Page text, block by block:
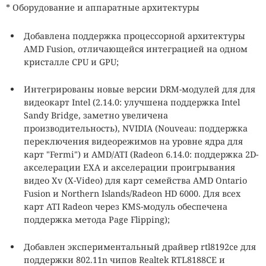
* Оборудование и аппаратные архитектуры
Добавлена поддержка процессорной архитектуры
AMD Fusion, отличающейся интеграцией на одном
кристалле CPU и GPU;
Интегрированы новые версии DRM-модулей для для
видеокарт Intel (2.14.0: улучшена поддержка Intel
Sandy Bridge, заметно увеличена
производительность), NVIDIA (Nouveau: поддержка
переключения видеорежимов на уровне ядра для
карт "Fermi") и AMD/ATI (Radeon 6.14.0: поддержка 2D-
акселерации EXA и акселерации проигрывания
видео Xv (X-Video) для карт семейства AMD Ontario
Fusion и Northern Islands/Radeon HD 6000. Для всех
карт ATI Radeon через KMS-модуль обеспечена
поддержка метода Page Flipping);
Добавлен экспериментальный драйвер rtl8192ce для
поддержки 802.11n чипов Realtek RTL8188CE и